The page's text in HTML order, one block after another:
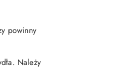
powinny
Należy